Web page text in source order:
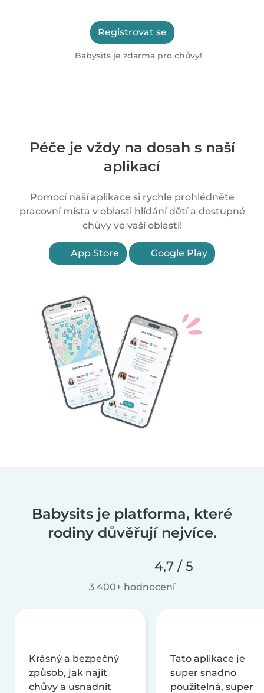
Registrovat se
Babysits je zdarma pro chůvy!
Péče je vždy na dosah s naší
aplikací
Pomocí naší aplikace si rychle prohlédněte
pracovní místa v oblasti hlídání dětí a dostupné
chůvy ve vaší oblasti!
App Store Google Play
Babysits je platforma, které
rodiny důvěřují nejvíce.
4,7 / 5
3 400+ hodnocení
Krásný a bezpečný
způsob, jak najít
chůvy a usnadnit
Tato aplikace je
super snadno
použitelná, super